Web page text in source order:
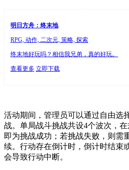
明日方舟：终末地
RPG, 动作, 二次元, 策略, 探索
终末地好玩吗？相信我兄弟，真的好玩。
查看更多 立即下载
活动期间，管理员可以通过自由选
战。单局战斗挑战共设4个波次，
即为挑战成功；若挑战失败，则需
续。行动存在倒计时，倒计时结束
会导致行动中断。